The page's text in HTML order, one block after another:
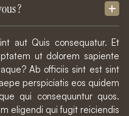
?
aut Quis consequatur. Et
ut dolorem sapiente
Ab officiis sint est sint
perspiciatis eos quidem
qui consequuntur quos.
eligendi qui fugit reiciendis